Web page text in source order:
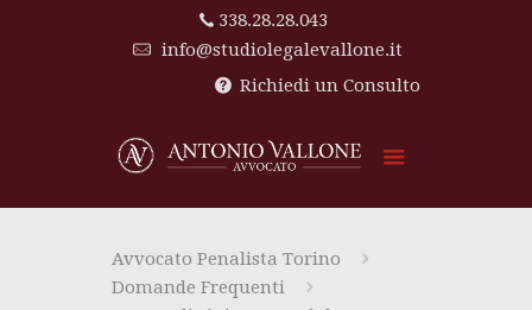
338.28.28.043
info@studiolegalevallone.it
Richiedi un Consulto
Avvocato Penalista Torino
Domande Frequenti